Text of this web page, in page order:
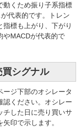
動くため振り子系指標
代表的です。トレン
指標も上がり、下がり
やMACDが代表的で
シグナル
ジ下部のオシレータ
認ください。オシレー
チした日に売り買いサ
印で示します。